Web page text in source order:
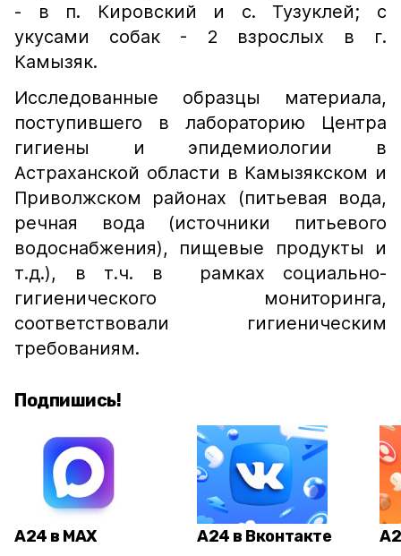
- в п. Кировский и с. Тузуклей; с
укусами собак - 2 взрослых в г.
Камызяк.
Исследованные образцы материала,
поступившего в лабораторию Центра
гигиены и эпидемиологии в
Астраханской области в Камызякском и
Приволжском районах (питьевая вода,
речная вода (источники питьевого
водоснабжения), пищевые продукты и
т.д.), в т.ч. в рамках социально-
гигиенического мониторинга,
соответствовали гигиеническим
требованиям.
Подпишись!
А24 в MAX А24 в Вконтакте